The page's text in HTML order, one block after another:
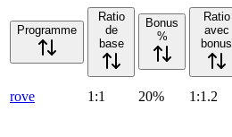
Programme
Ratio
de
base
Bonus
%
Ratio
avec
bonus
rove 1:1 20% 1:1.2